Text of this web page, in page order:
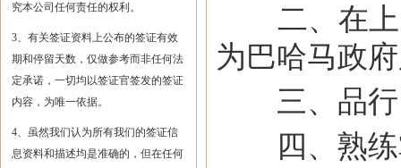
究本公司任何责任的权利。
3、有关签证资料上公布的签证有效
期和停留天数，仅做参考而非任何法
定承诺，一切均以签证官签发的签证
内容，为唯一依据。
4、虽然我们认为所有我们的签证信
息资料和描述均是准确的，但在任何
二、在上
为巴哈马政
三、品行
四、熟练